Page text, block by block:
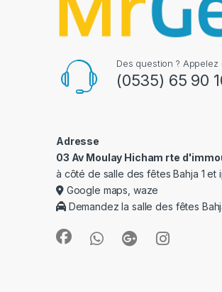
Des question ? Appelez
(0535) 65 90
Adresse
03 Av Moulay Hicham rte
à côté de salle des fêtes Bahja 1 et
Google maps, waze
Demandez la salle des fêtes